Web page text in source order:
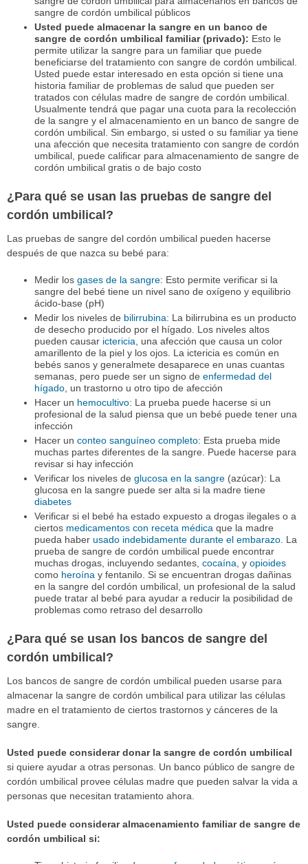
sangre de cordón umbilical públicos
Usted puede almacenar la sangre en un banco de
sangre de cordón umbilical familiar (privado): Esto le
permite utilizar la sangre para un familiar que puede
beneficiarse del tratamiento con sangre de cordón umbilical.
Usted puede estar interesado en esta opción si tiene una
historia familiar de problemas de salud que pueden ser
tratados con células madre de sangre de cordón umbilical.
Usualmente tendrá que pagar una cuota para la recolección
de la sangre y el almacenamiento en un banco de sangre de
cordón umbilical. Sin embargo, si usted o su familiar ya tiene
una afección que necesita tratamiento con sangre de cordón
umbilical, puede calificar para almacenamiento de sangre de
cordón umbilical gratis o de bajo costo
¿Para qué se usan las pruebas de sangre del
cordón umbilical?
Las pruebas de sangre del cordón umbilical pueden hacerse
después de que nazca su bebé para:
Medir los gases de la sangre: Esto permite verificar si la
sangre del bebé tiene un nivel sano de oxígeno y equilibrio
ácido-base (pH)
Medir los niveles de bilirrubina: La bilirrubina es un producto
de desecho producido por el hígado. Los niveles altos
pueden causar ictericia , una afección que causa un color
amarillento de la piel y los ojos. La ictericia es común en
bebés sanos y generalmete desaparece en unas cuantas
semanas, pero puede ser un signo de enfermedad del
hígado, un trastorno u otro tipo de afección
Hacer un hemocultivo: La prueba puede hacerse si un
profesional de la salud piensa que un bebé puede tener una
infección
Hacer un conteo sanguíneo completo: Esta prueba mide
muchas partes diferentes de la sangre. Puede hacerse para
revisar si hay infección
Verificar los niveles de glucosa en la sangre(azúcar): La
glucosa en la sangre puede ser alta si la madre tiene
diabetes
Verificar si el bebé ha estado expuesto a drogas ilegales o a
ciertos medicamentos con receta médica que la madre
pueda haber usado indebidamente durante el embarazo. La
prueba de sangre de cordón umbilical puede encontrar
muchas drogas, incluyendo sedantes, cocaína , y opioides
como heroína y fentanilo. Si se encuentran drogas dañinas
en la sangre del cordón umbilical, un profesional de la salud
puede tratar al bebé para ayudar a reducir la posibilidad de
problemas como retraso del desarrollo
¿Para qué se usan los bancos de sangre del
cordón umbilical?
Los bancos de sangre de cordón umbilical pueden usarse para
almacenar la sangre de cordón umbilical para utilizar las células
madre en el tratamiento de ciertos trastornos y cánceres de la
sangre.
Usted puede considerar donar la sangre de cordón umbilical
si quiere ayudar a otras personas. Un banco público de sangre de
cordón umbilical provee células madre que pueden salvar la vida a
personas que necesitan tratamiento ahora.
Usted puede considerar almacenamiento familiar de sangre de
cordón umbilical si: